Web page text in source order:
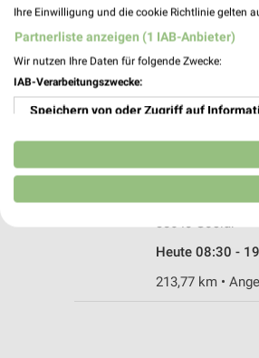
Rossmann Goslar
38690 Goslar
Heute 08:30 -
Breite Str. 92
38640 Goslar
Heute 08:30 -
213,77 km •
Ihre Einwilligung und die cookie Richtlinie gelten
Partnerliste anzeigen (1 IAB-Anbieter)
Wir nutzen Ihre Daten für folgende Zwecke:
IAB-Verarbeitungszwecke:
Speichern von oder Zugriff auf
Verwendung reduzierter Daten zur
Erstellung von Profilen für
Erstellung von Profilen zur